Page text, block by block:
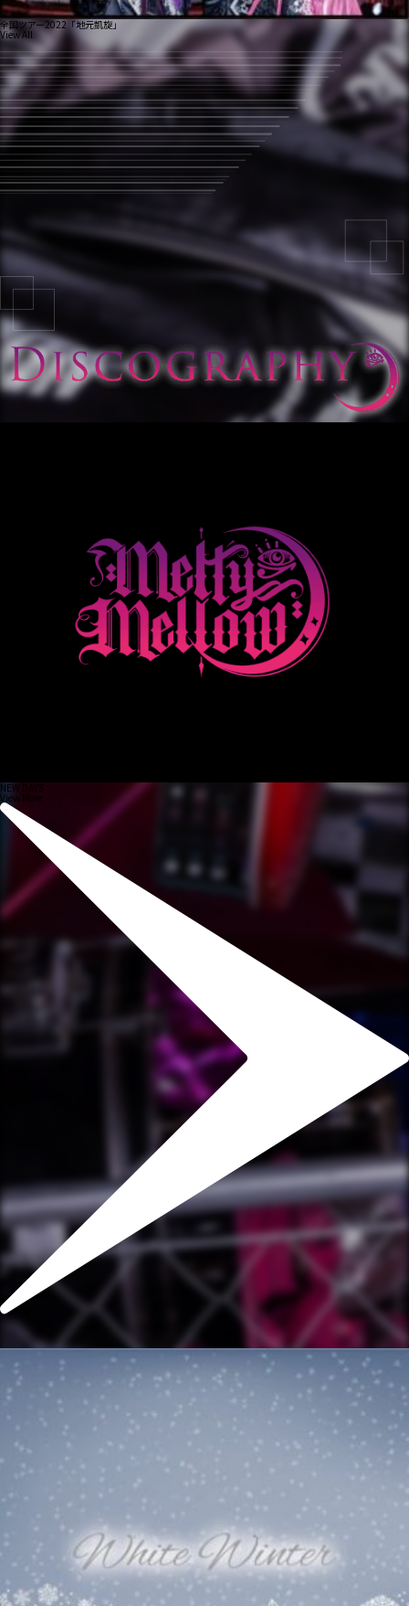
全国ツアー2022「地元凱旋」
View All
NEW DAYS
View More